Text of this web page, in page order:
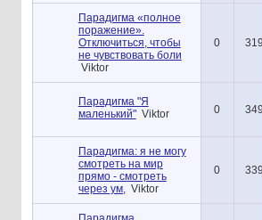
Парадигма «полное
поражение».
Отключиться, чтобы
не чувствовать боли
Viktor
0 319
Парадигма "Я
маленький" Viktor 0 349
Парадигма: я не могу
смотреть на мир
прямо - смотреть
через ум,
Viktor
0 339